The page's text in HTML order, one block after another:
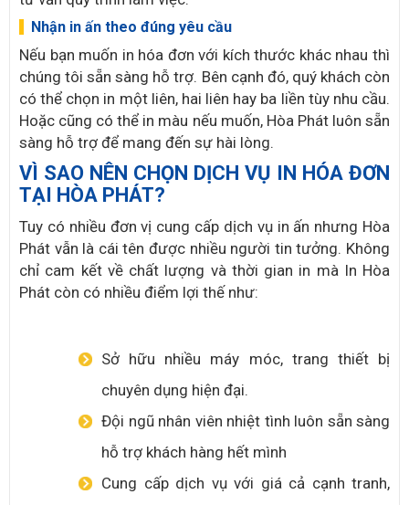
Nhận in ấn theo đúng yêu cầu
Nếu bạn muốn in hóa đơn với kích thước khác nhau thì
chúng tôi sẵn sàng hỗ trợ. Bên cạnh đó, quý khách còn
có thể chọn in một liên, hai liên hay ba liền tùy nhu cầu.
Hoặc cũng có thể in màu nếu muốn, Hòa Phát luôn sẵn
sàng hỗ trợ để mang đến sự hài lòng.
VÌ SAO NÊN CHỌN DỊCH VỤ IN HÓA ĐƠN
TẠI HÒA PHÁT?
Tuy có nhiều đơn vị cung cấp dịch vụ in ấn nhưng Hòa
Phát vẫn là cái tên được nhiều người tin tưởng. Không
chỉ cam kết về chất lượng và thời gian in mà In Hòa
Phát còn có nhiều điểm lợi thế như:
Sở hữu nhiều máy móc, trang thiết bị
chuyên dụng hiện đại.
Đội ngũ nhân viên nhiệt tình luôn sẵn sàng
hỗ trợ khách hàng hết mình
Cung cấp dịch vụ với giá cả cạnh tranh,